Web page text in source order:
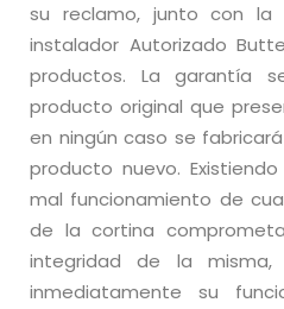
su reclamo, junto con
instalador Autorizado
productos. La garantía
producto original que
en ningún caso se
producto nuevo. E
mal funcionamiento de
de la cortina
integridad de la misma,
inmediatamente su